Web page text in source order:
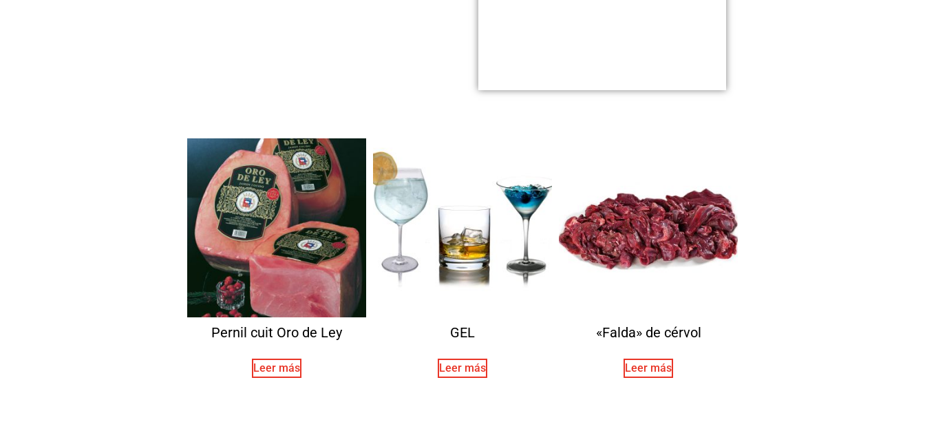
Pernil cuit Oro de Ley
Leer más
GEL
Leer más
«Falda» de cérvol
Leer más